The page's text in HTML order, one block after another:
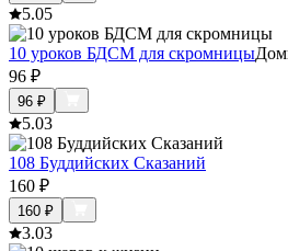
5.05
10 уроков БДСМ для скромницы
96 ₽
96 ₽
5.03
108 Буддийских Сказаний
160 ₽
160 ₽
3.03